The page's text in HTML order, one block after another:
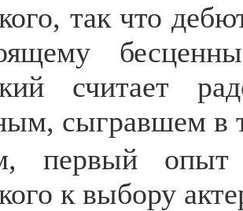
так что
считает
сыгравшем в
первый опыт
к выбору